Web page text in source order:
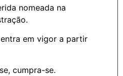
nomeada na
em vigor a partir
cumpra-se.